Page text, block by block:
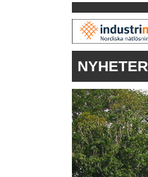
NYHETER